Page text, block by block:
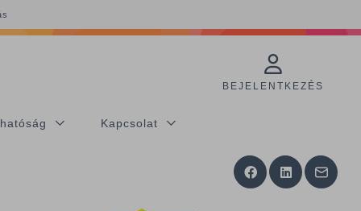
BEJELENTKEZÉS
Kapcsolat